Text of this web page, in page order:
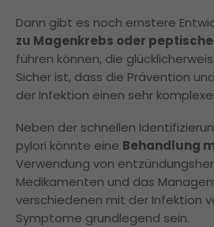
Dann gibt es noch ernstere
zu Magenkrebs oder
führen können, die
Sicher ist, dass die Prävention
der Infektion einen sehr
Neben der schnellen
pylori könnte eine Behandlung
Verwendung von
Medikamenten und das
verschiedenen mit der Infektion
Symptome grundlegend sein.